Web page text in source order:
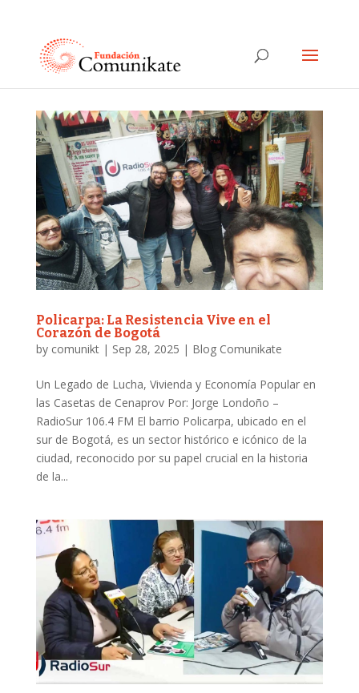
Policarpa: La Resistencia Vive en el
Corazón de Bogotá
by comunikt| Sep 28, 2025 | Blog Comunikate
Un Legado de Lucha, Vivienda y Economía Popular en
las Casetas de Cenaprov Por: Jorge Londoño –
RadioSur 106.4 FM El barrio Policarpa, ubicado en el
sur de Bogotá, es un sector histórico e icónico de la
ciudad, reconocido por su papel crucial en la historia
de la...